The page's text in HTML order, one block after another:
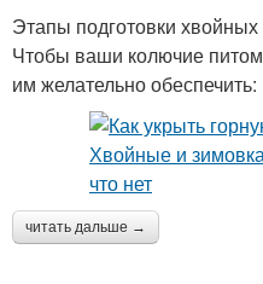
Этапы подготовки
Чтобы ваши колючие
им желательно обеспечить:
читать дальше →